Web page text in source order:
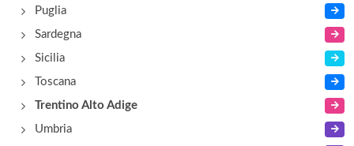
Puglia
Sardegna
Sicilia
Toscana
Trentino Alto Adige
Umbria